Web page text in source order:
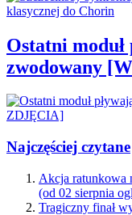
Ostatni moduł
zwodowany
Najczęściej czytane
Akcja ratunkowa
(od 02 sierpnia
Tragiczny finał